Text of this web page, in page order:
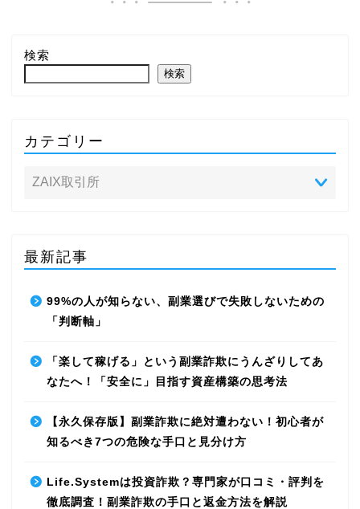
検索
検索
カテゴリー
最新記事
99%の人が知らない、副業選びで失敗しないための
「判断軸」
「楽して稼げる」という副業詐欺にうんざりしてあ
なたへ！「安全に」目指す資産構築の思考法
【永久保存版】副業詐欺に絶対遭わない！初心者が
知るべき7つの危険な手口と見分け方
Life.Systemは投資詐欺？専門家が口コミ・評判を
徹底調査！副業詐欺の手口と返金方法を解説